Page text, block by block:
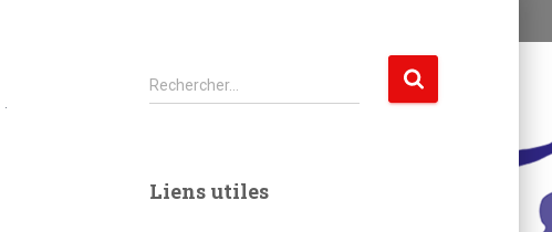
R
e
r
Rechercher…
Liens utiles